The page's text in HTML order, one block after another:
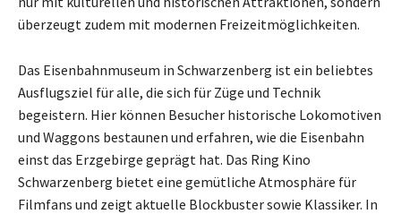
überzeugt zudem mit modernen Freizeitmöglichkeiten.
Das Eisenbahnmuseum in Schwarzenberg ist ein beliebtes
Ausflugsziel für alle, die sich für Züge und Technik
begeistern. Hier können Besucher historische Lokomotiven
und Waggons bestaunen und erfahren, wie die Eisenbahn
einst das Erzgebirge geprägt hat. Das Ring Kino
Schwarzenberg bietet eine gemütliche Atmosphäre für
Filmfans und zeigt aktuelle Blockbuster sowie Klassiker. In